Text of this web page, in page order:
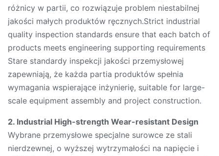
różnicy w partii, co rozwiązuje problem niestabilnej
jakości małych produktów ręcznych.Strict industrial
quality inspection standards ensure that each batch of
products meets engineering supporting requirements
Stare standardy inspekcji jakości przemysłowej
zapewniają, że każda partia produktów spełnia
wymagania wspierające inżynierię, suitable for large-
scale equipment assembly and project construction.
2. Industrial High-strength Wear-resistant Design
Wybrane przemysłowe specjalne surowce ze stali
nierdzewnej, o wyższej wytrzymałości na napięcie i